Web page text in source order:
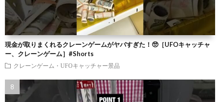
現金が取りまくれるクレーンゲームがヤバすぎた！🥺［UFOキャッチャ
ー、クレーンゲーム］#Shorts
クレーンゲーム・UFOキャッチャー景品